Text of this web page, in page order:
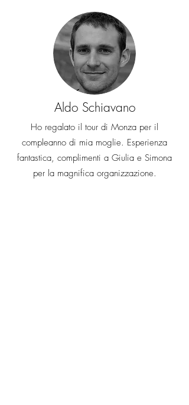
Aldo Schiavano
Ho regalato il tour di Monza per il
compleanno di mia moglie. Esperienza
fantastica, complimenti a Giulia e Simona
per la magnifica organizzazione.